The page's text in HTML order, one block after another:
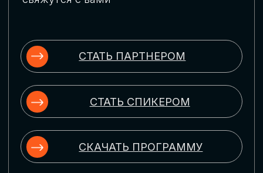
ИСКУССТВЕННЫЙ
Узнаем как компании адаптируются к
новой ИИ-реальности. Как ИИ-
сотрудники становятся
«полноправными» членами команды, как
ИИ-помощники забирают на себя рутину
и как можно значительно увеличить
производительность без огромных
затрат на нейросети
ЦИФРОВИЗАЦИЯ
УПРАВЛЕНИЯ ПЕРСОНАЛОМ
Рассмотрим управление человеческим